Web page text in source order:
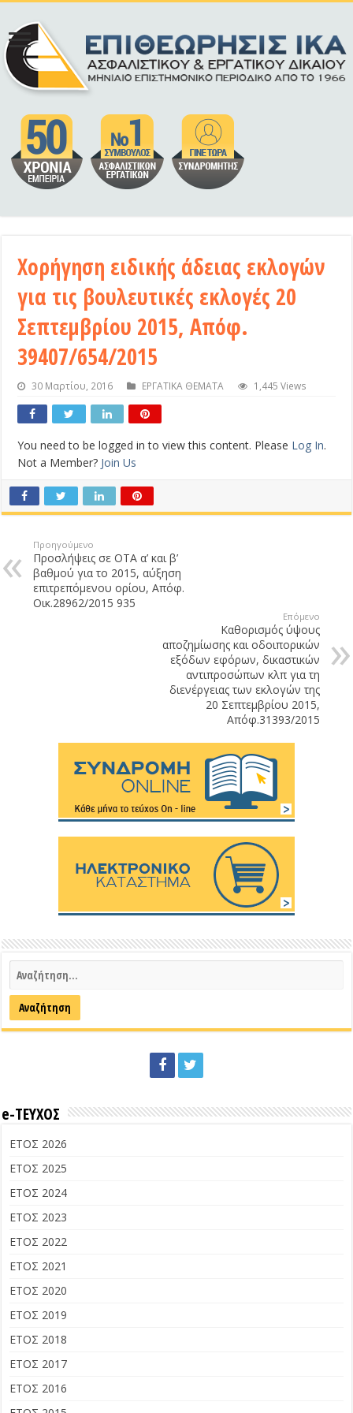
Χορήγηση ειδικής άδειας εκλογών
για τις βουλευτικές εκλογές 20
Σεπτεμβρίου 2015, Απόφ.
39407/654/2015
30 Μαρτίου, 2016 ΕΡΓΑΤΙΚΑ ΘΕΜΑΤΑ 1,445 Views
You need to be logged in to view this content. Please Log In.
Not a Member? Join Us
Προηγούμενο
Προσλήψεις σε ΟΤΑ α’ και β’
βαθμού για το 2015, αύξηση
επιτρεπόμενου ορίου, Απόφ.
Οικ.28962/2015 935
Επόμενο
Καθορισμός ύψους
αποζημίωσης και οδοιπορικών
εξόδων εφόρων, δικαστικών
αντιπροσώπων κλπ για τη
διενέργειας των εκλογών της
20 Σεπτεμβρίου 2015,
Απόφ.31393/2015
e-ΤΕΥΧΟΣ
ΕΤΟΣ 2026
ΕΤΟΣ 2025
ΕΤΟΣ 2024
ΕΤΟΣ 2023
ΕΤΟΣ 2022
ΕΤΟΣ 2021
ΕΤΟΣ 2020
ΕΤΟΣ 2019
ΕΤΟΣ 2018
ΕΤΟΣ 2017
ΕΤΟΣ 2016